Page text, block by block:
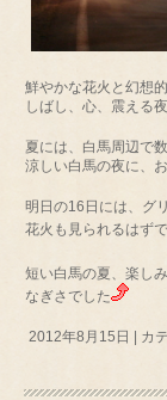
鮮やかな花火と幻
しばし、心、震える夜
夏には、白馬周辺で
涼しい白馬の夜に、
明日の16日には、グ
花火も見られるはず
短い白馬の夏、楽し
なぎさでした
2012年8月15日 カ